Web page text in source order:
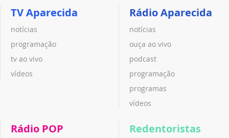
TV Aparecida
notícias
programação
tv ao vivo
vídeos
Rádio Aparecida
notícias
ouça ao vivo
podcast
programação
programas
vídeos
Rádio POP Redentoristas